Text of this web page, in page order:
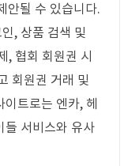
안될 수 있습니다.
, 상품 검색 및
, 협회 회원권 시
회원권 거래 및
트로는 엔카, 헤
들 서비스와 유사